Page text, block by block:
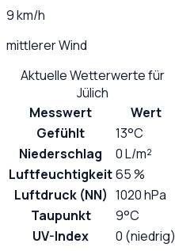
9 km/h
mittlerer Wind
Aktuelle Wetterwerte für
Jülich
Messwert
Wert
Gefühlt
13°C
Niederschlag
0 L/m²
Luftfeuchtigkeit65 %
Luftdruck (NN) 1020 hPa
Taupunkt
9°C
UV-Index
0 (niedrig)